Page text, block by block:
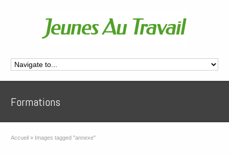
Formations
Accueil » Images tagged "annexe"